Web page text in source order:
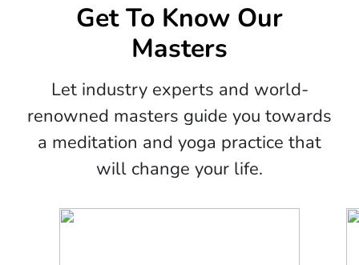
Get To Know Our
Masters
Let industry experts and world-
renowned masters guide you towards
a meditation and yoga practice that
will change your life.